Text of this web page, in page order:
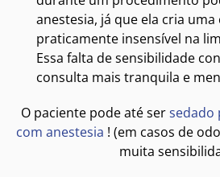
anestesia, já que ela cria uma
praticamente insensível na
Essa falta de sensibilidade
consulta mais tranquila e
O paciente pode até sersedado
com anestesia ! (em casos de
muita